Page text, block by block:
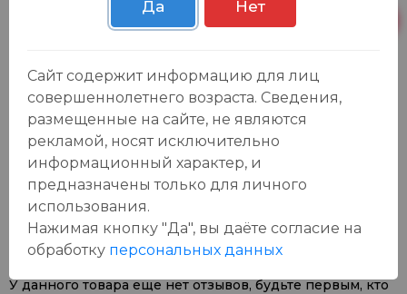
Отзывы:
Оставить отзыв
У данного товара еще нет отзывов, будьте первым, кто
Да Нет
Сайт содержит информацию для лиц
совершеннолетнего возраста. Сведения,
размещенные на сайте, не являются
рекламой, носят исключительно
информационный характер, и
предназначены только для личного
использования.
Нажимая кнопку "Да", вы даёте cогласие на
обработку персональных данных